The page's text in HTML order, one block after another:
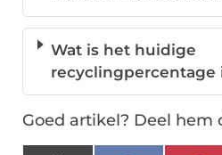
Wat is het huidige
recyclingpercentage
Goed artikel? Deel hem